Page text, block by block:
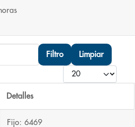
Filtro Limpiar
Cantidad
Detalles
Fijo: 6469